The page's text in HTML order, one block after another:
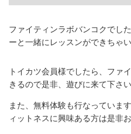
ファイティンラボバンコクでし
ーと一緒にレッスンができちゃい
トイカツ会員様でしたら、ファ
きるので是非、遊びに来て下さ
また、無料体験も行なっていま
ィットネスに興味ある方は是非